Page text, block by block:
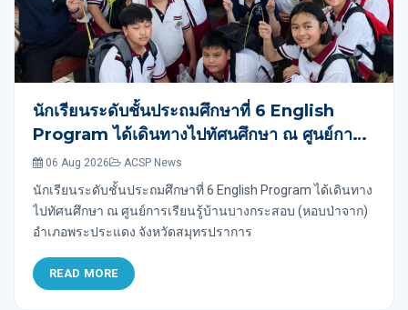
นักเรียนระดับชั้นประถมศึกษาที่ 6 English
Program ได้เดินทางไปทัศนศึกษา ณ ศูนย์การ
เรียนรู้บ้านบางกระสอบ (หอบป่าจาก) อำเภอ
พระประแดง จังหวัดสมุทรปราการ
06 Aug 2026 ACSP News
นักเรียนระดับชั้นประถมศึกษาที่ 6 English Program ได้เดินทาง
ไปทัศนศึกษา ณ ศูนย์การเรียนรู้บ้านบางกระสอบ (หอบป่าจาก)
อำเภอพระประแดง จังหวัดสมุทรปราการ
READ MORE